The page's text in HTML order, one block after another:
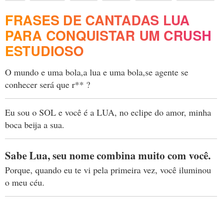
FRASES DE CANTADAS LUA
PARA CONQUISTAR UM CRUSH
ESTUDIOSO
O mundo e uma bola,a lua e uma bola,se agente se
conhecer será que r** ?
Eu sou o SOL e você é a LUA, no eclipe do amor, minha
boca beija a sua.
Sabe Lua, seu nome combina muito com você.
Porque, quando eu te vi pela primeira vez, você iluminou
o meu céu.